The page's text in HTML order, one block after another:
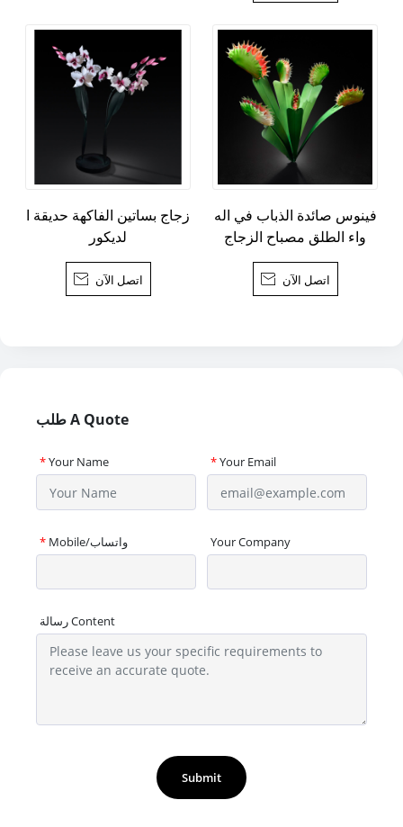
زجاج بساتين الفاكهة حديقة ا
لديكور
 اتصل الآن
فينوس صائدة الذباب في اله
واء الطلق مصباح الزجاج
 اتصل الآن
طلب A Quote
*Your Name *Your Email
* Mobile/واتساب Your Company
رسالة Content
Submit